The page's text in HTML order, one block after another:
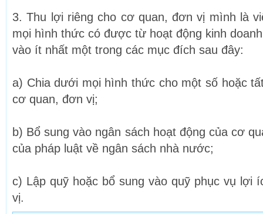
3. Thu lợi riêng cho cơ quan, đơn vị mình là
mọi hình thức có được từ hoạt động kinh
vào ít nhất một trong các mục đích sau đây:
a) Chia dưới mọi hình thức cho một số hoặc
cơ quan, đơn vị;
b) Bổ sung vào ngân sách hoạt động của cơ
của pháp luật về ngân sách nhà nước;
c) Lập quỹ hoặc bổ sung vào quỹ phục vụ lợi
vị.